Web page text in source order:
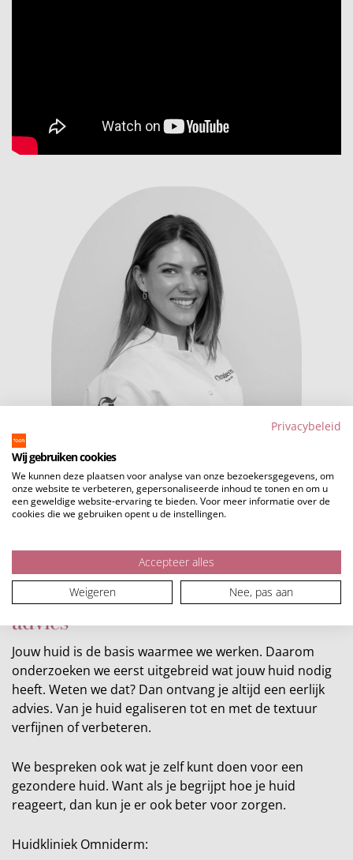
Kom langs voor een vrijblijvend
advies
Jouw huid is de basis waarmee we werken. Daarom
onderzoeken we eerst uitgebreid wat jouw huid nodig
heeft. Weten we dat? Dan ontvang je altijd een eerlijk
advies. Van je huid egaliseren tot en met de textuur
verfijnen of verbeteren.
We bespreken ook wat je zelf kunt doen voor een
gezondere huid. Want als je begrijpt hoe je huid
reageert, dan kun je er ook beter voor zorgen.
Huidkliniek Omniderm:
Privacybeleid
Wij gebruiken cookies
We kunnen deze plaatsen voor analyse van onze bezoekersgegevens, om
onze website te verbeteren, gepersonaliseerde inhoud te tonen en om u
een geweldige website-ervaring te bieden. Voor meer informatie over de
cookies die we gebruiken opent u de instellingen.
Accepteer alles
Weigeren
Nee, pas aan